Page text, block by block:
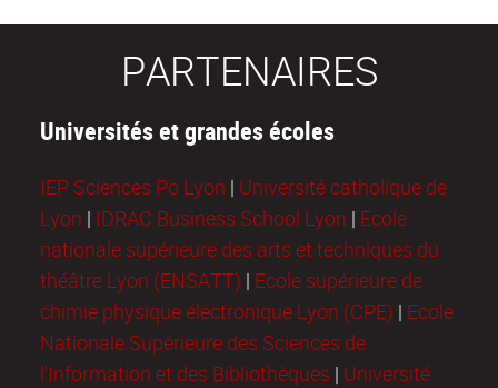
PARTENAIRES
Universités et grandes écoles
IEP Sciences Po Lyon | Université catholique de
Lyon | IDRAC Business School Lyon | Ecole
nationale supérieure des arts et techniques du
théâtre Lyon (ENSATT) | Ecole supérieure de
chimie physique électronique Lyon (CPE) | Ecole
Nationale Supérieure des Sciences de
l'Information et des Bibliothèques | Université